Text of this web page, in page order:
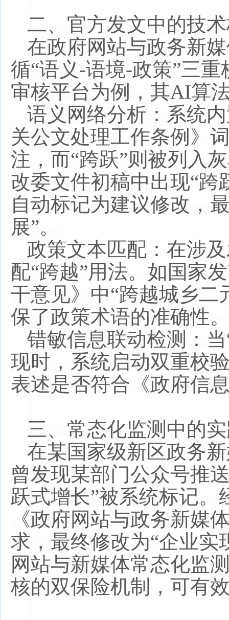
二、官方发文中的技
在政府网站与政务新
循“语义-语境-政策”三
审核平台为例，其AI算
语义网络分析：系统
关公文处理工作条例》
注，而“跨跃”则被列入
改委文件初稿中出现“跨
自动标记为建议修改，
展”。
政策文本匹配：在涉
配“跨越”用法。如国家
干意见》中“跨越城乡二
保了政策术语的准确性
错敏信息联动检测：当
现时，系统启动双重校
表述是否符合《政府信
三、常态化监测中的
在某国家级新区政务
曾发现某部门公众号推
跃式增长”被系统标记
《政府网站与政务新媒
求，最终修改为“企业实
网站与新媒体常态化监
核的双保险机制，可有